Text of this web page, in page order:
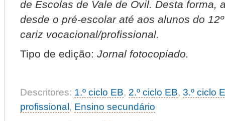
de Escolas de Vale de Ovil. Desta forma,
desde o pré-escolar até aos alunos do
cariz vocacional/profissional.
Tipo de edição: Jornal fotocopiado.
Descritores: 1.º ciclo EB, 2.º ciclo EB, 3.º ciclo
profissional, Ensino secundário